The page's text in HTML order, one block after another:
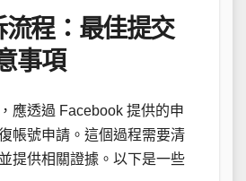
流程：最佳提交
事項
應透過 Facebook 提供的申
帳號申請。這個過程需要清
提供相關證據。以下是一些